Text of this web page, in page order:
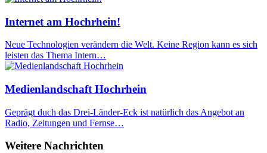
Internet am Hochrhein!
Neue Technologien verändern die Welt. Keine Region kann es sich
leisten das Thema Intern…
Medienlandschaft Hochrhein
Geprägt duch das Drei-Länder-Eck ist natürlich das Angebot an
Radio, Zeitungen und Fernse…
Weitere Nachrichten